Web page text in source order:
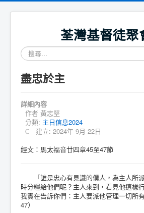
荃灣基督徒聚
搜
尋...
盡忠於主
詳細內容
作者 黃志堅
分類: 主日信息2024
建立: 2024年 9月 22日
經文：馬太福音廿四章45至47節
「誰是忠心有見識的僕人，為主人所
時分糧給他們呢？主人來到，看見他這樣
我實在告訴你們：主人要派他管理一切所
47）